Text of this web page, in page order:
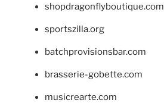
shopdragonflyboutique.com
sportszilla.org
batchprovisionsbar.com
brasserie-gobette.com
musicrearte.com